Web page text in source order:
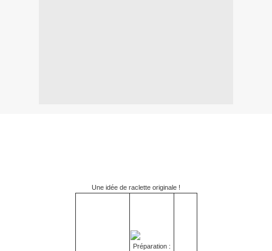
Une idée de raclette originale !
Préparation :